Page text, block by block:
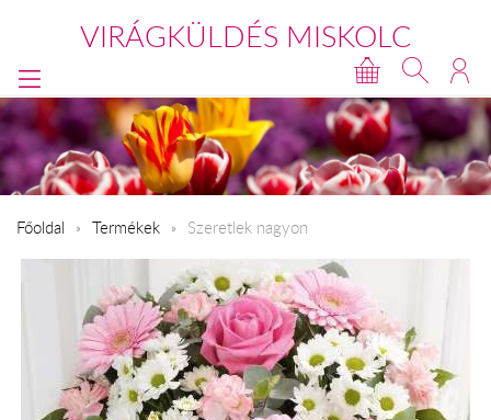
VIRÁGKÜLDÉS MISKOLC
Főoldal Termékek Szeretlek nagyon